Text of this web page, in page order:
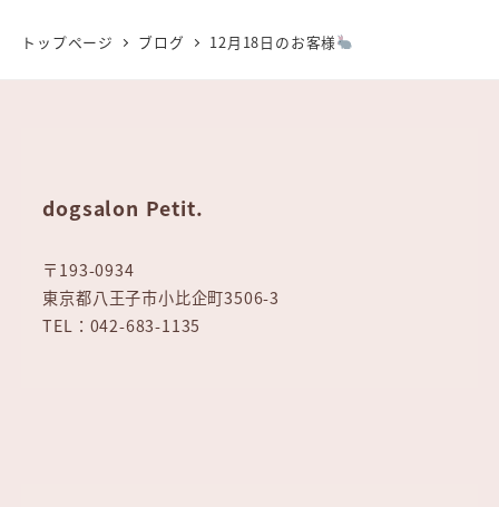
トップページ ブログ 12月18日のお客様
dogsalon Petit.
〒193-0934
東京都八王子市小比企町3506-3
TEL：042-683-1135